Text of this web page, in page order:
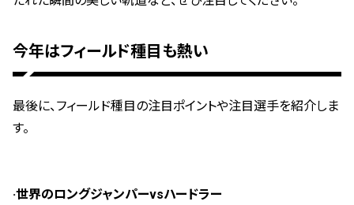
今年はフィールド種目も熱い
最後に、フィールド種目の注目ポイントや注目選手を紹介しま
す。
·世界のロングジャンパーvsハードラー